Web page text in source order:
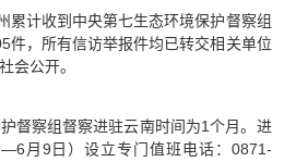
累计收到中央第七生态环境保护督察组
件，所有信访举报件均已转交相关单位
会公开。
督察组督察进驻云南时间为1个月。进
月9日）设立专门值班电话：0871-